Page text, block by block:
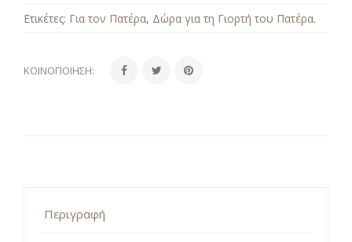
Ετικέτες: Για τον Πατέρα, Δώρα για τη Γιορτή του Πατέρα.
ΚΟΙΝΟΠΟΊΗΣΗ:
Περιγραφή